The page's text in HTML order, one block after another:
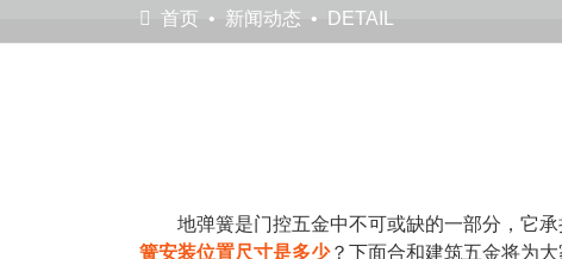
首页 新闻动态 DETAIL
地弹簧是门控五金中不可或缺的一部分，它承
簧安装位置尺寸是多少？下面合和建筑五金将为